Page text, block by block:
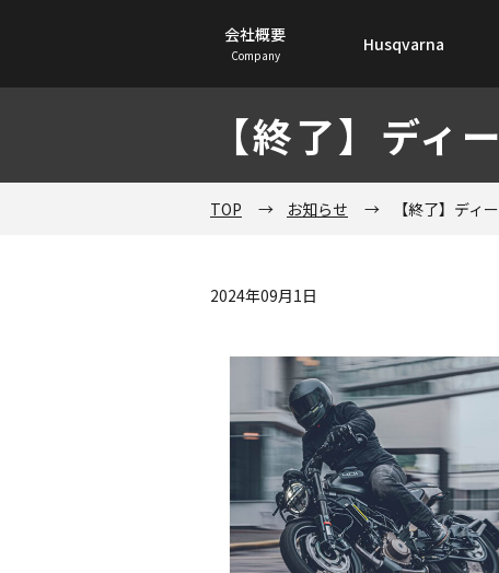
会社概要
Company
Husqvarna
【終了】ディ
TOP → お知らせ → 【終了】ディ
2024年09月1日